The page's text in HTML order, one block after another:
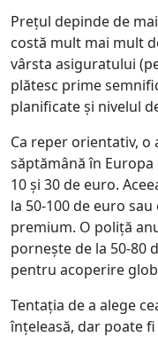
Prețul depinde de
costă mult mai mult
vârsta asiguratului
plătesc prime
planificate și nivelul
Ca reper orientativ,
săptămână în
10 și 30 de euro.
la 50-100 de euro
premium. O poliță
pornește de la 50-80
pentru acoperire
Tentația de a alege
înțeleasă, dar poate